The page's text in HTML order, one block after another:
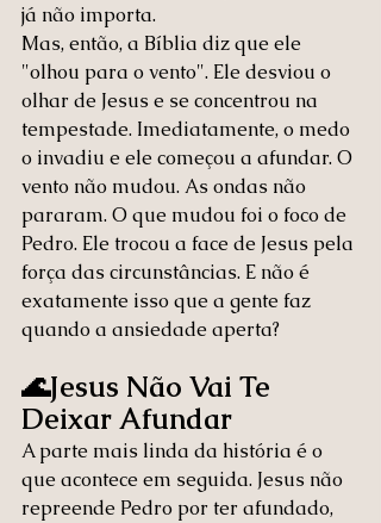
já não importa.
Mas, então, a Bíblia diz que ele
"olhou para o vento". Ele desviou o
olhar de Jesus e se concentrou na
tempestade. Imediatamente, o medo
o invadiu e ele começou a afundar. O
vento não mudou. As ondas não
pararam. O que mudou foi o foco de
Pedro. Ele trocou a face de Jesus pela
força das circunstâncias. E não é
exatamente isso que a gente faz
quando a ansiedade aperta?
🌊Jesus Não Vai Te
Deixar Afundar
A parte mais linda da história é o
que acontece em seguida. Jesus não
repreende Pedro por ter afundado,